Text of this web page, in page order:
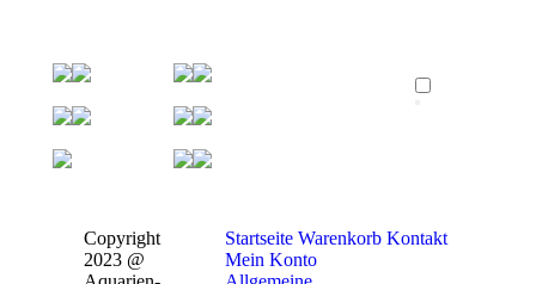
Copyright
2023 @
Startseite Warenkorb Kontakt
Mein Konto